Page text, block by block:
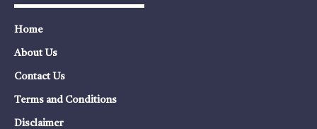
Home
About Us
Contact Us
Terms and Conditions
Disclaimer